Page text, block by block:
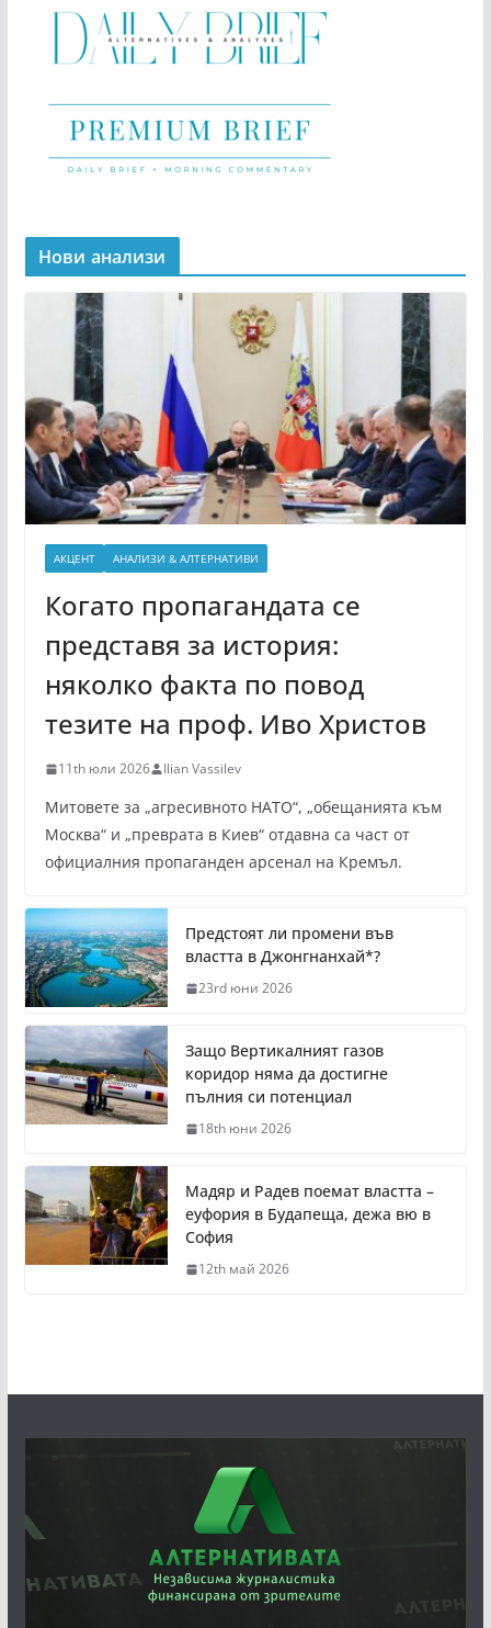
Нови анализи
АКЦЕНТ АНАЛИЗИ & АЛТЕРНАТИВИ
Когато пропагандата се
представя за история:
няколко факта по повод
тезите на проф. Иво Христов
11th юли 2026 Ilian Vassilev
Митовете за „агресивното НАТО“, „обещанията към
Москва“ и „преврата в Киев“ отдавна са част от
официалния пропаганден арсенал на Кремъл.
Предстоят ли промени във
властта в Джонгнанхай*?
23rd юни 2026
Защо Вертикалният газов
коридор няма да достигне
пълния си потенциал
18th юни 2026
Мадяр и Радев поемат властта –
еуфория в Будапеща, дежа вю в
София
12th май 2026